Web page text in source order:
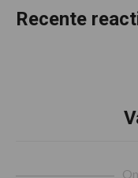
Recente